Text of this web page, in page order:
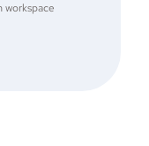
workspace